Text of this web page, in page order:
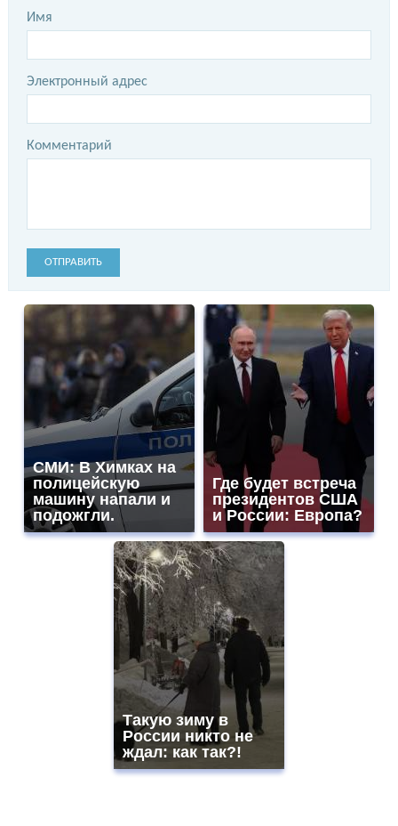
Имя
Электронный адрес
Комментарий
ОТПРАВИТЬ
СМИ: В Химках на
полицейскую
машину напали и
подожгли.
Где будет встреча
президентов США
и России: Европа?
Такую зиму в
России никто не
ждал: как так?!